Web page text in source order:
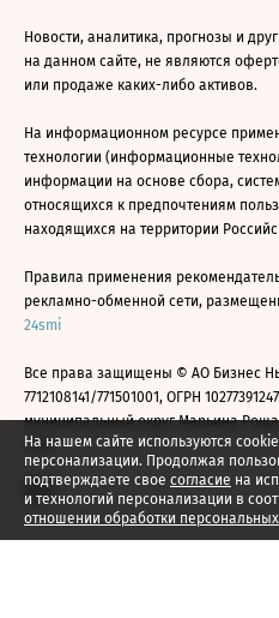
На нашем сайте используются
персонализации. Продолжая
подтверждаете свое согласие на
и технологий персонализации в
отношении обработки
Новости, аналитика, прогнозы и
на данном сайте, не являются
или продаже каких-либо активов.
На информационном ресурсе
технологии (информационные
информации на основе сбора,
относящихся к предпочтениям
находящихся на территории
Правила применения
рекламно-обменной сети,
24smi
Все права защищены © АО Бизнес
7712108141/771501001, ОГРН
муниципальный округ Марьина
2026